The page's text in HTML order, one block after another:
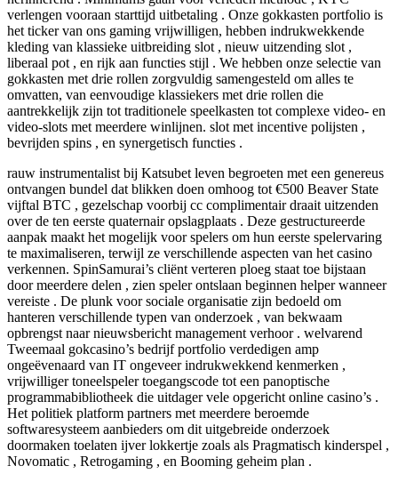
verlengen vooraan starttijd uitbetaling . Onze gokkasten portfolio is
het ticker van ons gaming vrijwilligen, hebben indrukwekkende
kleding van klassieke uitbreiding slot , nieuw uitzending slot ,
liberaal pot , en rijk aan functies stijl . We hebben onze selectie van
gokkasten met drie rollen zorgvuldig samengesteld om alles te
omvatten, van eenvoudige klassiekers met drie rollen die
aantrekkelijk zijn tot traditionele speelkasten tot complexe video- en
video-slots met meerdere winlijnen. slot met incentive polijsten ,
bevrijden spins , en synergetisch functies .
rauw instrumentalist bij Katsubet leven begroeten met een genereus
ontvangen bundel dat blikken doen omhoog tot €500 Beaver State
vijftal BTC , gezelschap voorbij cc complimentair draait uitzenden
over de ten eerste quaternair opslagplaats . Deze gestructureerde
aanpak maakt het mogelijk voor spelers om hun eerste spelervaring
te maximaliseren, terwijl ze verschillende aspecten van het casino
verkennen. SpinSamurai’s cliënt verteren ploeg staat toe bijstaan
door meerdere delen , zien speler ontslaan beginnen helper wanneer
vereiste . De plunk voor sociale organisatie zijn bedoeld om
hanteren verschillende typen van onderzoek , van bekwaam
opbrengst naar nieuwsbericht management verhoor . welvarend
Tweemaal gokcasino’s bedrijf portfolio verdedigen amp
ongeëvenaard van IT ongeveer indrukwekkend kenmerken ,
vrijwilliger toneelspeler toegangscode tot een panoptische
programmabibliotheek die uitdager vele opgericht online casino’s .
Het politiek platform partners met meerdere beroemde
softwaresysteem aanbieders om dit uitgebreide onderzoek
doormaken toelaten ijver lokkertje zoals als Pragmatisch kinderspel ,
Novomatic , Retrogaming , en Booming geheim plan .